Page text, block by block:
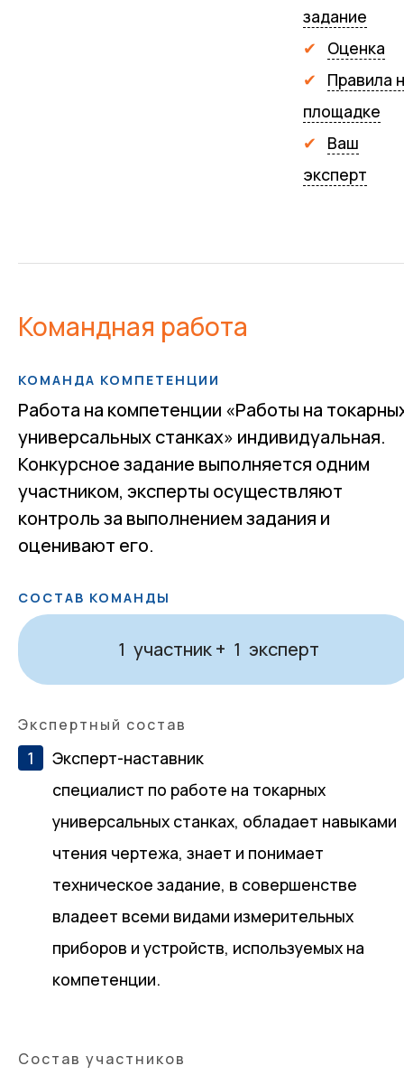
задание
Оценка
Правила
площадке
Ваш
эксперт
Командная работа
КОМАНДА КОМПЕТЕНЦИИ
Работа на компетенции «Работы на
универсальных станках» индивидуальная.
Конкурсное задание выполняется одним
участником, эксперты осуществляют
контроль за выполнением задания и
оценивают его.
СОСТАВ КОМАНДЫ
1 участник + 1 эксперт
Экспертный состав
Эксперт-наставник
специалист по работе на токарных
универсальных станках, обладает навыками
чтения чертежа, знает и понимает
техническое задание, в совершенстве
владеет всеми видами измерительных
приборов и устройств, используемых на
компетенции.
Состав участников